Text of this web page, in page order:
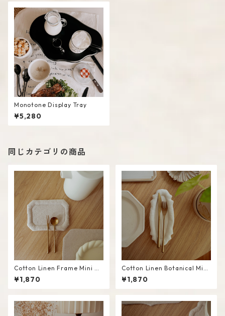
Monotone Display Tray
¥5,280
同じカテゴリの商品
Cotton Linen Frame Mini M
at #Beige
¥1,870
Cotton Linen Botanical Mini
Mat #White
¥1,870